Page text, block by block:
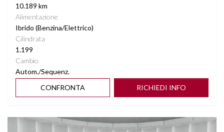
10.189 km
Alimentazione
Ibrido (Benzina/Elettrico)
Cilindrata
1.199
Cambio
Autom./Sequenz.
CONFRONTA
RICHIEDI INFO
Vedi dettagli